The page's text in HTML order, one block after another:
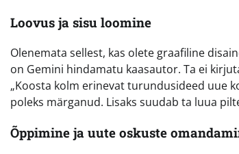
Loovus ja sisu loomine
Olenemata sellest, kas olete graafiline
on Gemini hindamatu kaasautor. Ta ei
„Koosta kolm erinevat turundusideed uue
poleks märganud. Lisaks suudab ta luua
Õppimine ja uute oskuste